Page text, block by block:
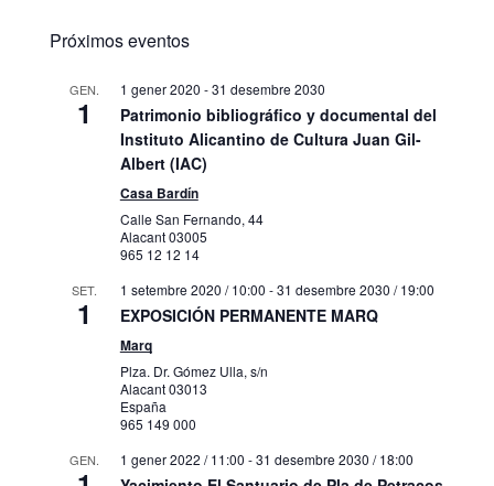
Próximos eventos
GEN.
1
1 gener 2020 -31 desembre 2030
Patrimonio bibliográfico y documental del
Instituto Alicantino de Cultura Juan Gil-
Albert (IAC)
Casa Bardín
Calle San Fernando, 44
Alacant03005
965 12 12 14
SET.
1
1 setembre 2020 / 10:00 -31 desembre 2030 / 19:00
EXPOSICIÓN PERMANENTE MARQ
Marq
Plza. Dr. Gómez Ulla, s/n
Alacant03013
España
965 149 000
GEN. 1 gener 2022 / 11:00 -31 desembre 2030 / 18:00